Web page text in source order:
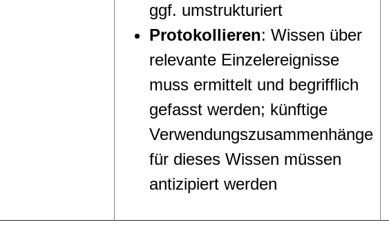
ggf. umstrukturiert
Protokollieren: Wissen über
relevante Einzelereignisse
muss ermittelt und begrifflich
gefasst werden; künftige
Verwendungszusammenhänge
für dieses Wissen müssen
antizipiert werden